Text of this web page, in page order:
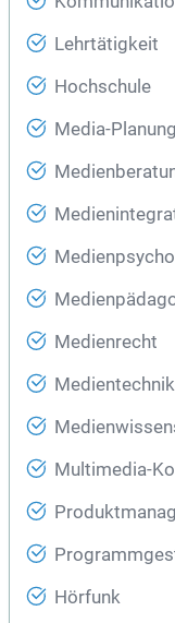
Lehrtätigkeit
Hochschule
Media-Planung
Medienrecht
Medientechnik
Multimedia-
Hörfunk